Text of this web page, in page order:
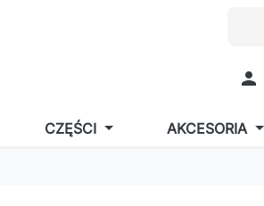

CZĘŚCI AKCESORIA